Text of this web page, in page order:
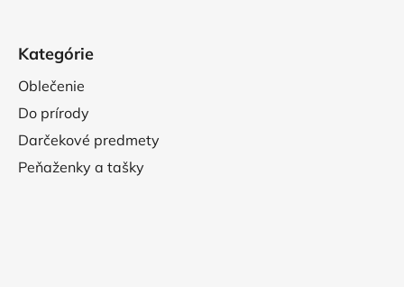
Kategórie
Oblečenie
Do prírody
Darčekové predmety
Peňaženky a tašky